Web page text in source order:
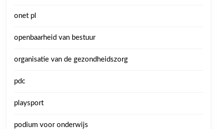
onet pl
openbaarheid van bestuur
organisatie van de gezondheidszorg
pdc
playsport
podium voor onderwijs